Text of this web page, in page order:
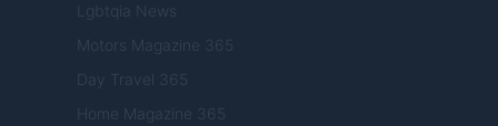
Lgbtqia News
Motors Magazine 365
Day Travel 365
Home Magazine 365